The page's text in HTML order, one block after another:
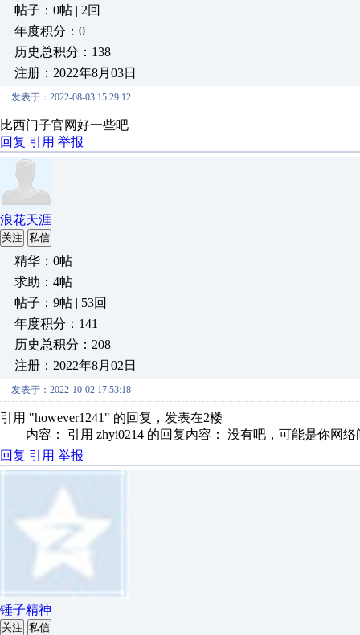
帖子：0帖 | 2回
年度积分：0
历史总积分：138
注册：2022年8月03日
发表于：2022-08-03 15:29:12
比西门子官网好一些吧
回复 引用 举报
浪花天涯
关注 私信
精华：0帖
求助：4帖
帖子：9帖 | 53回
年度积分：141
历史总积分：208
注册：2022年8月02日
发表于：2022-10-02 17:53:18
引用 "however1241" 的回复，发表在2楼
内容： 引用 zhyi0214 的回复内容： 没有吧，可能是你网络
回复 引用 举报
锤子精神
关注 私信